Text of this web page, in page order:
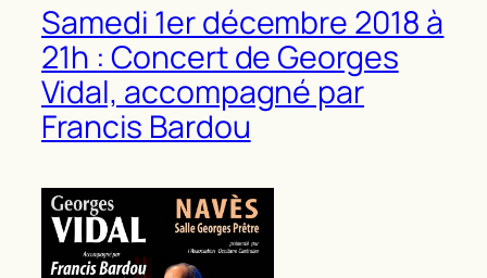
Samedi 1er décembre 2018 à
21h : Concert de Georges
Vidal, accompagné par
Francis Bardou